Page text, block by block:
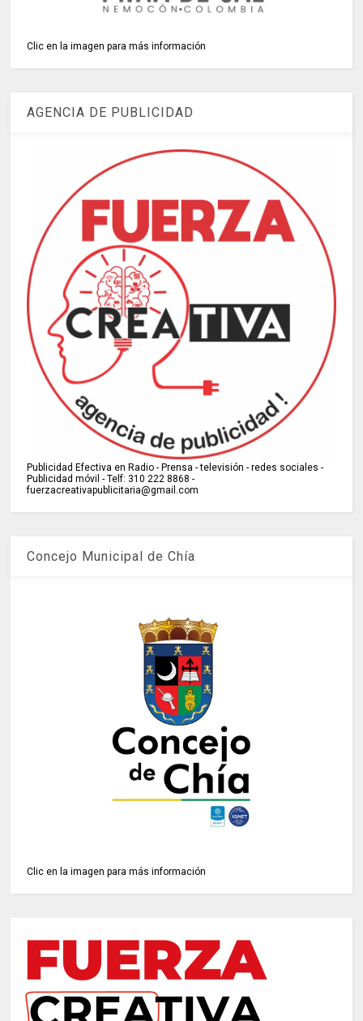
Clic en la imagen para más información
AGENCIA DE PUBLICIDAD
Publicidad Efectiva en Radio - Prensa - televisión - redes sociales -
Publicidad móvil - Telf: 310 222 8868 -
fuerzacreativapublicitaria@gmail.com
Concejo Municipal de Chía
Clic en la imagen para más información